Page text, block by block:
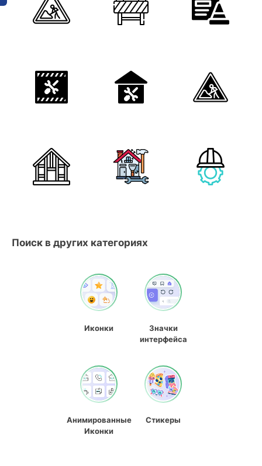
Поиск в других категориях
Иконки
Значки
интерфейса
Анимированные
Иконки
Стикеры